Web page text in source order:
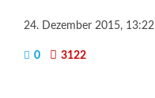
24. Dezember 2015, 13:22
0 3122